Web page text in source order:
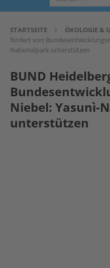
STARTSEITE ÖKOLOGIE &
fordert von
Nationalpark unterstützen
BUND
Niebel: Yasunì-
unterstützen